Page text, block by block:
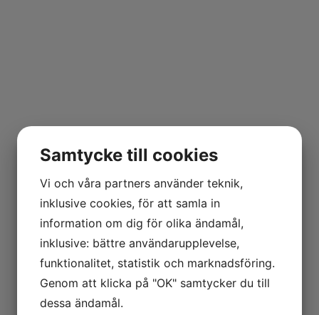
Samtycke till cookies
Vi och våra partners använder teknik,
inklusive cookies, för att samla in
information om dig för olika ändamål,
inklusive: bättre användarupplevelse,
funktionalitet, statistik och marknadsföring.
Genom att klicka på "OK" samtycker du till
dessa ändamål.